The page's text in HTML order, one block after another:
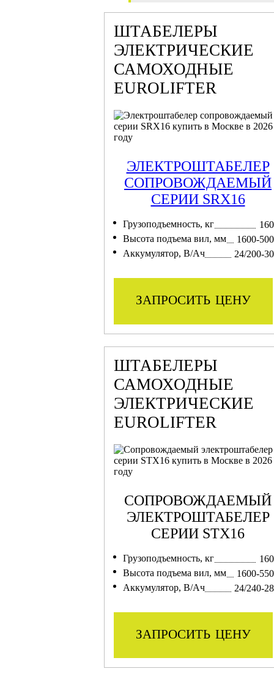
ШТАБЕЛЕРЫ
ЭЛЕКТРИЧЕСКИЕ
САМОХОДНЫЕ
EUROLIFTER
ЭЛЕКТРОШТАБЕЛЕР
СОПРОВОЖДАЕМЫЙ
СЕРИИ SRX16
Грузоподъемность, кг
Высота подъема вил, мм
1600-
Аккумулятор, В/Ач
24/200-
запросить цену
ШТАБЕЛЕРЫ
САМОХОДНЫЕ
ЭЛЕКТРИЧЕСКИЕ
EUROLIFTER
СОПРОВОЖДАЕМЫЙ
ЭЛЕКТРОШТАБЕЛЕР
СЕРИИ STX16
Грузоподъемность, кг
Высота подъема вил, мм
1600-
Аккумулятор, В/Ач
24/240-
запросить цену